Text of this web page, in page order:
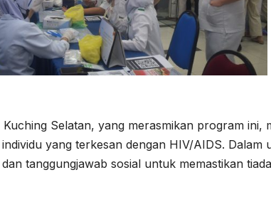
Kuching Selatan, yang merasmikan program ini,
yang terkesan dengan HIV/AIDS. Dalam
tanggungjawab sosial untuk memastikan